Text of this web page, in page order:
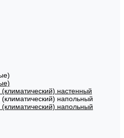
настенный
напольный
напольный